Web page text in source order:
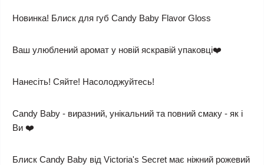
Новинка! Блиск для губ Candy Baby Flavor Gloss
Ваш улюблений аромат у новій яскравій упаковці❤️
Нанесіть! Сяйте! Насолоджуйтесь!
Candy Baby - виразний, унікальний та повний смаку - як і
Ви ❤️
Блиск Candy Baby від Victoria's Secret має ніжний рожевий